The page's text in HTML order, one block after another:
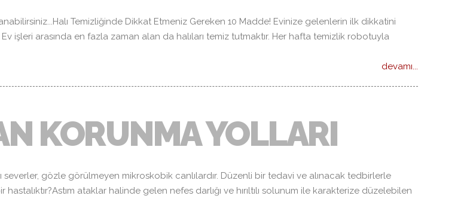
Temizliğinde Dikkat Etmeniz Gereken 10 Madde! Evinize gelenlerin ilk dikkatini
işleri arasında en fazla zaman alan da halıları temiz tutmaktır. Her hafta temizlik robotuyla
devamı...
KORUNMA YOLLARI
severler, gözle görülmeyen mikroskobik canlılardır. Düzenli bir tedavi ve alınacak tedbirlerle
ataklar halinde gelen nefes darlığı ve hırıltılı solunum ile karakterize düzelebilen